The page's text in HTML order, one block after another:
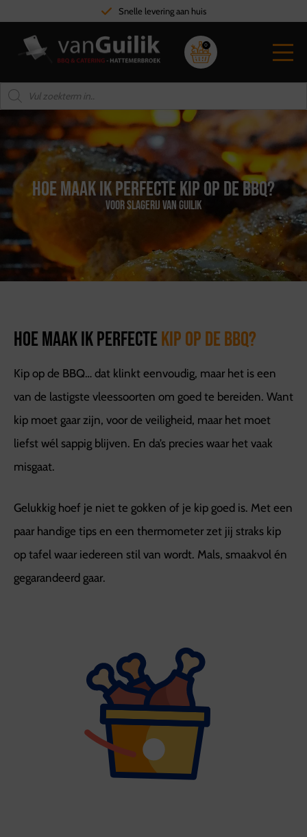
Snelle levering aan huis
0
Hoe maak ik perfecte kip op de BBQ?
voor Slagerij van Guilik
Hoe maak ik perfectekip op de BBQ?
Kip op de BBQ… dat klinkt eenvoudig, maar het is een
van de lastigste vleessoorten om goed te bereiden. Want
kip moet gaar zijn, voor de veiligheid, maar het moet
liefst wél sappig blijven. En da’s precies waar het vaak
misgaat.
Gelukkig hoef je niet te gokken of je kip goed is. Met een
paar handige tips en een thermometer zet jij straks kip
op tafel waar iedereen stil van wordt. Mals, smaakvol én
gegarandeerd gaar.